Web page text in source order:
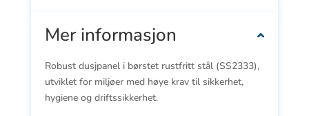
Mer informasjon
Robust dusjpanel i børstet rustfritt stål (SS2333),
utviklet for miljøer med høye krav til sikkerhet,
hygiene og driftssikkerhet.